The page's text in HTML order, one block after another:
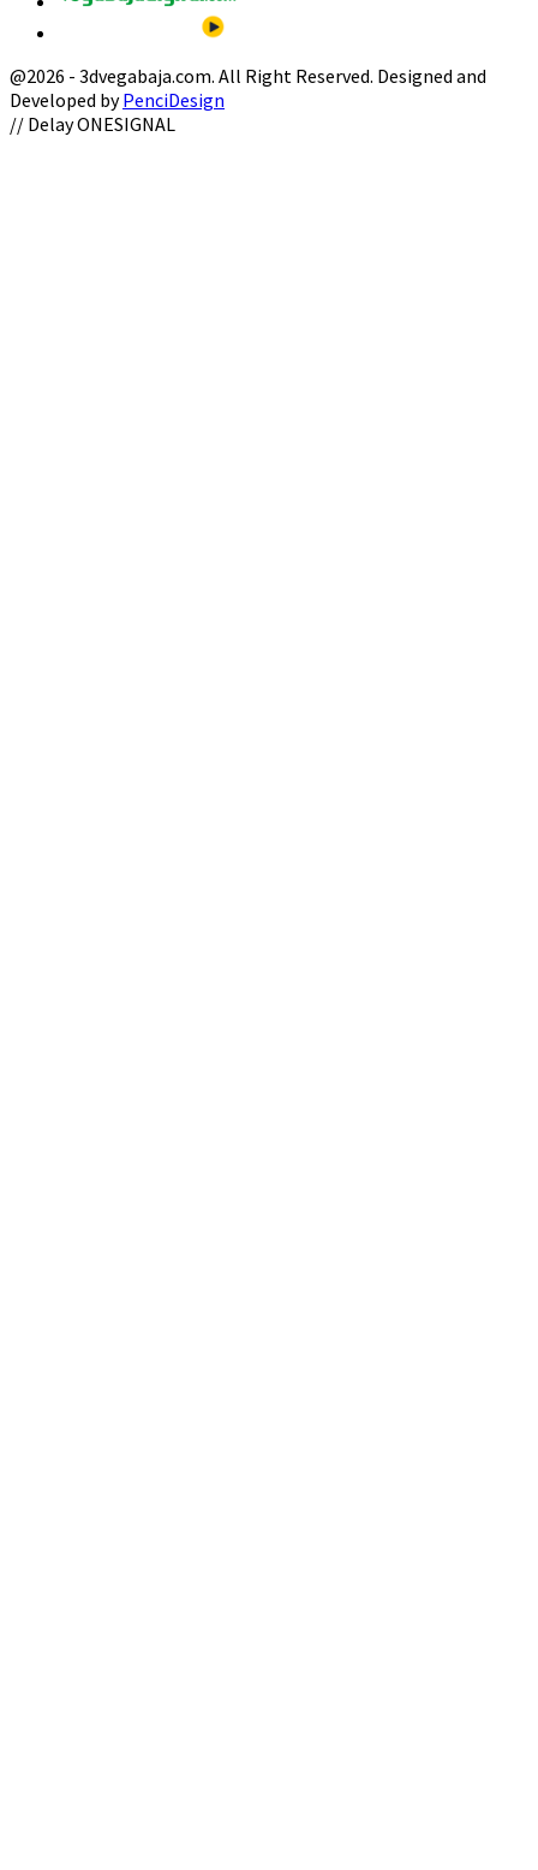
@2026 - 3dvegabaja.com. All Right Reserved. Designed and
Developed byPenciDesign
Facebook
Twitter
Instagram
Youtube
Email
// Delay ONESIGNAL